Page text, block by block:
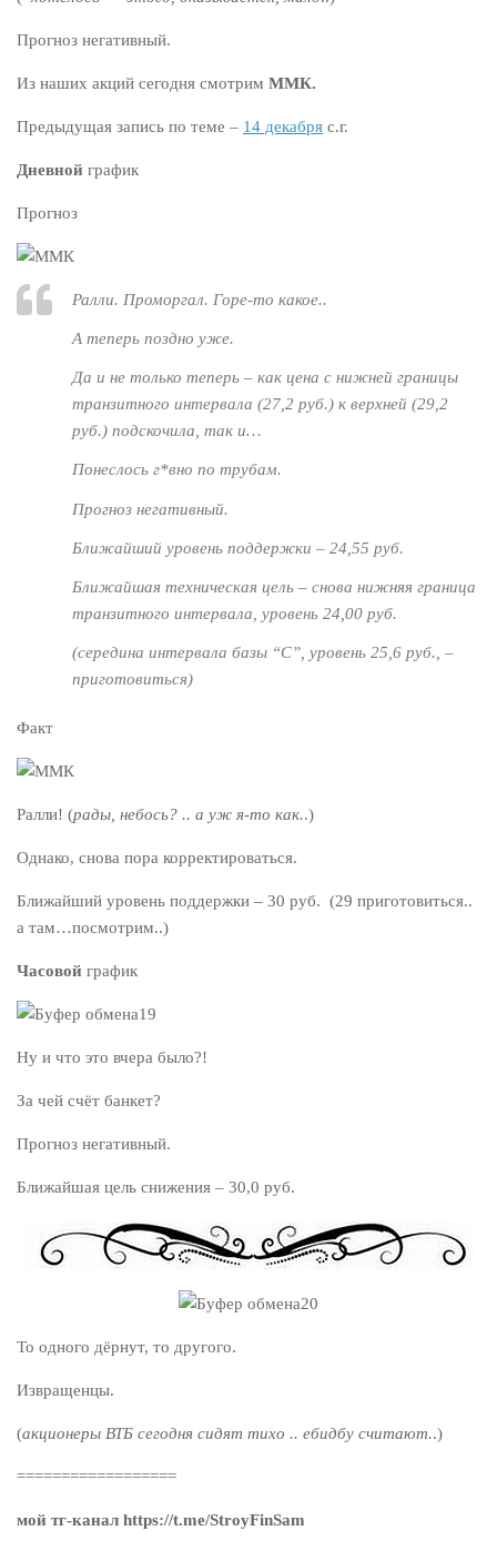
Прогноз негативный.
Из наших акций сегодня смотрим ММК.
Предыдущая запись по теме – 14 декабря с.г.
Дневной график
Прогноз
Ралли. Проморгал. Горе-то какое..
А теперь поздно уже.
Да и не только теперь – как цена с нижней границы
транзитного интервала (27,2 руб.) к верхней (29,2
руб.) подскочила, так и…
Понеслось г*вно по трубам.
Прогноз негативный.
Ближайший уровень поддержки – 24,55 руб.
Ближайшая техническая цель – снова нижняя граница
транзитного интервала, уровень 24,00 руб.
(середина интервала базы “С”, уровень 25,6 руб., –
приготовиться)
Факт
Ралли! (рады, небось? .. а уж я-то как..)
Однако, снова пора корректироваться.
Ближайший уровень поддержки – 30 руб. (29 приготовиться..
а там…посмотрим..)
Часовой график
Ну и что это вчера было?!
За чей счёт банкет?
Прогноз негативный.
Ближайшая цель снижения – 30,0 руб.
То одного дёрнут, то другого.
Извращенцы.
(акционеры ВТБ сегодня сидят тихо .. ебидбу считают..)
==================
мой тг-канал https://t.me/StroyFinSam